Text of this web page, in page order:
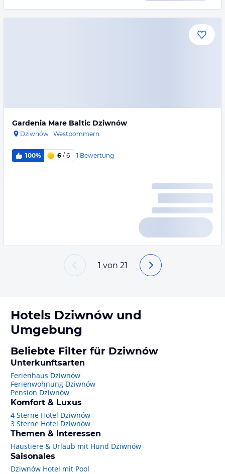
Gardenia Mare Baltic Dziwnów
Dziwnów · Westpommern
100% 6 / 6 1 Bewertung
1 von 21
Hotels Dziwnówund
Umgebung
Beliebte Filter für Dziwnów
Unterkunftsarten
Ferienhaus Dziwnów
Ferienwohnung Dziwnów
Pension Dziwnów
Komfort & Luxus
4 Sterne Hotel Dziwnów
3 Sterne Hotel Dziwnów
Themen & Interessen
Haustiere & Urlaub mit Hund Dziwnów
Saisonales
Dziwnów Hotel mit Pool